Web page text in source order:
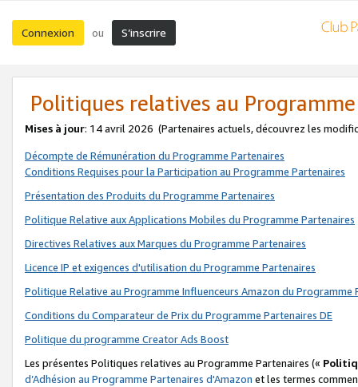
Connexion ou S’inscrire
Politiques relatives au
Mises à jour: 14 avril 2026 (Partenaires actuels, découvrez les
Décompte de Rémunération du Programme Partenaires
Conditions Requises pour la Participation au Programme Partenaires
Présentation des Produits du Programme Partenaires
Politique Relative aux Applications Mobiles du Programme Partenaires
Directives Relatives aux Marques du Programme Partenaires
Licence IP et exigences d'utilisation du Programme Partenaires
Politique Relative au Programme Influenceurs Amazon du Programme
Conditions du Comparateur de Prix du Programme Partenaires DE
Politique du programme Creator Ads Boost
Les présentes Politiques relatives au Programme Partenaires («
d’Adhésion au Programme Partenaires d'Amazon et les termes